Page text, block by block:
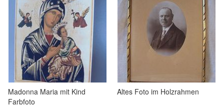
Madonna Maria mit Kind
Farbfoto
Altes Foto im Holzrahmen